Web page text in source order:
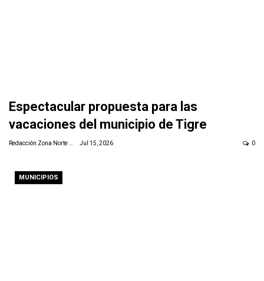
Espectacular propuesta para las
vacaciones del municipio de Tigre
Jul 15, 2026 0
MUNICIPIOS